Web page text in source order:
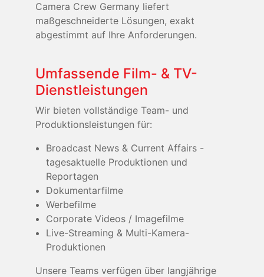
Camera Crew Germany liefert
maßgeschneiderte Lösungen, exakt
abgestimmt auf Ihre Anforderungen.
Umfassende Film- & TV-
Dienstleistungen
Wir bieten vollständige Team- und
Produktionsleistungen für:
Broadcast News & Current Affairs -
tagesaktuelle Produktionen und
Reportagen
Dokumentarfilme
Werbefilme
Corporate Videos / Imagefilme
Live-Streaming & Multi-Kamera-
Produktionen
Unsere Teams verfügen über langjährige